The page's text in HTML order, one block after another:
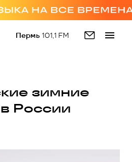
Пермь 101,1 FM
зимние
России